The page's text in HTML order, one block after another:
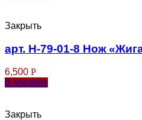
Закрыть
арт. Н-79-01-8 Нож
6,500 Р
В корзину
Закрыть